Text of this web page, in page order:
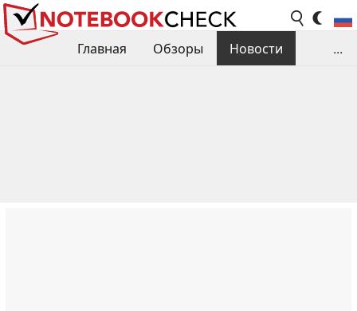
Главная Обзоры
Новости
...